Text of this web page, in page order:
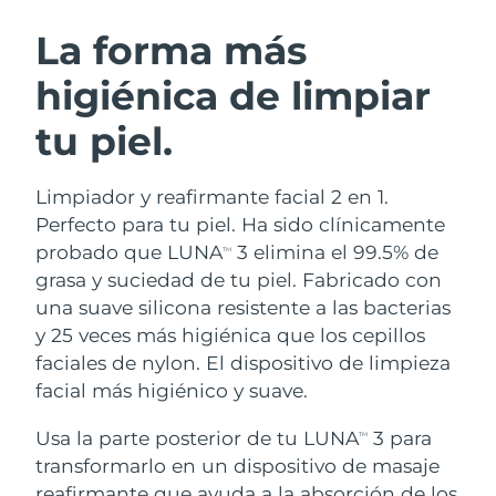
La forma más
higiénica de limpiar
tu piel.
Limpiador y reafirmante facial 2 en 1.
Perfecto para tu piel. Ha sido clínicamente
probado que LUNATM
3 elimina el 99.5% de
grasa y suciedad de tu piel. Fabricado con
una suave silicona resistente a las bacterias
y 25 veces más higiénica que los cepillos
faciales de nylon. El dispositivo de limpieza
facial más higiénico y suave.
Usa la parte posterior de tu LUNATM
3 para
transformarlo en un dispositivo de masaje
Limpieza facial
Anti-aging massage
LUNA™ 4 Plus
Massage, LED heating
LUNA™ 4 Men
Microcurrent toning
BEAR™ 2 go
Microcurrent toning on-the-go
BEAR™ 2 eyes & lips
Hidratación
UFO™ 3 pack
Deep facial hydration
UFO™ 3 LED
Near-infrared and red light therapy
device
Cuidado bucal
issa™ 4
Hybrid silicone sonic toothbrush
Smart hybrid silicone sonic toothbrush
TRATAMIENTO ANTIEDAD FAQ™
Antiedad Tratamientos LED
NEW
Austria
Baréin Entrega prevista 8/11/26
Bélgica
Bermudas Entrega prevista
Bosnia y Herzegovina Entrega prevista 8/13/26
Brunéi
Bulgaria Entrega prevista8/10/26
Canadá Entrega prevista
Chile Entrega prevista8/14/26